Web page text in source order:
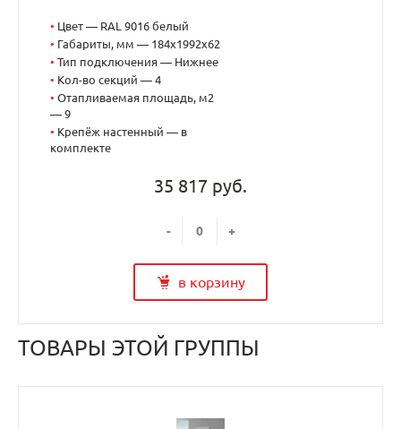
• Цвет — RAL 9016 белый
• Габариты, мм — 184x1992x62
• Тип подключения — Нижнее
• Кол-во секций — 4
• Отапливаемая площадь, м2
— 9
• Крепёж настенный — в
комплекте
35 817 руб.
- +
в корзину
ТОВАРЫ ЭТОЙ ГРУППЫ